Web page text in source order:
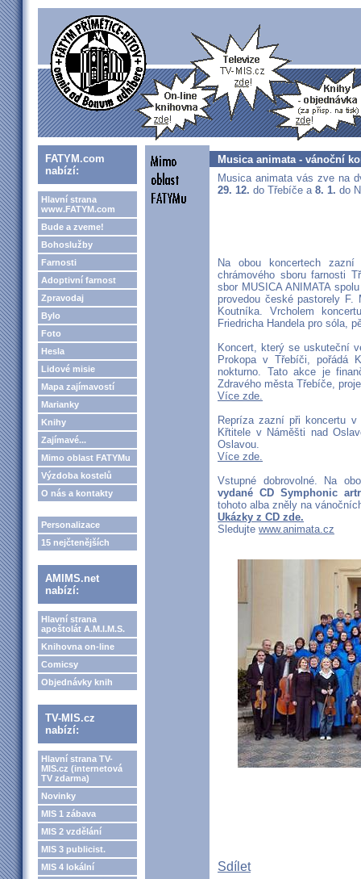
FATYM.com
nabízí:
Hlavní strana
www.FATYM.com
Bude a zveme!
Bohoslužby
Farnosti
Adoptivní farnost
Zpravodaj
Bylo
Foto
Hesla
Lidové misie
Mapa zajímavostí
Marianky
Knihy
Zajímavé...
Mimo oblast FATYMu
Výzdoba kostelů
O nás a kontakty
Personalizace
15 nejčtenějších
AMIMS.net
nabízí:
Hlavní strana
apoštolát A.M.I.M.S.
Knihovna on-line
Comicsy
Objednávky knih
TV-MIS.cz
nabízí:
Hlavní strana TV-
MIS.cz (internetová
TV zdarma)
Novinky
MIS 1 zábava
MIS 2 vzdělání
MIS 3 publicist.
MIS 4 lokální
Musica animata - vánoční
Musica animata vás zve na
29. 12. do Třebíče a8. 1. do
Na obou koncertech
chrámového sboru farnosti
sbor MUSICA ANIMATA
provedou české pastorely
Koutníka. Vrcholem
Friedricha Handela pro sóla,
Koncert, který se uskuteční
Prokopa v Třebíči, pořádá
nokturno. Tato akce je
Zdravého města Třebíče,
Více zde.
Repríza zazní při koncertu
Křtitele v Náměšti nad
Oslavou.
Více zde.
Vstupné dobrovolné. Na
vydané CD Symphonic
tohoto alba zněly na
Ukázky z CD zde.
Sledujte www.animata.cz
Sdílet